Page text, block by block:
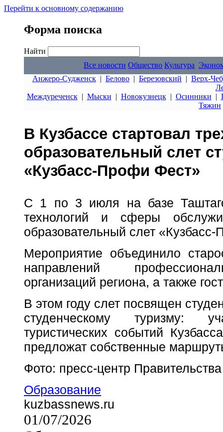
Перейти к основному содержанию
Форма поиска
Найти
Все новости Общество Культура
Анжеро-Судженск | Белово | Березовский | Верх-
Междуреченск| Мыски | Новокузнецк| Осинники |
Тяжин
В Кузбассе стартовал
образовательный слет
«Кузбасс-Профи Фест»
С 1 по 3 июля на базе
технологий и сферы
образовательный слет
Мероприятие объединило
направлений
организаций региона, а также
В этом году слет посвящен
студенческому туризму:
туристических событий
предложат собственные
Фото: пресс-центр
Образование
kuzbassnews.ru
01/07/2026